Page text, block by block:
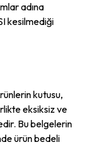
adına
kesilmediği
kutusu,
eksiksiz ve
Bu belgelerin
ürün bedeli